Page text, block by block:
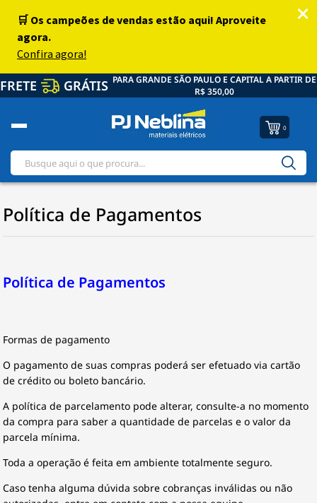
FRETE GRÁTIS PARA GRANDE SÃO PAULO E CAPITAL A PARTIR DE
R$ 350,00
0
Política de Pagamentos
Política de Pagamentos
Formas de pagamento
O pagamento de suas compras poderá ser efetuado via cartão
de crédito ou boleto bancário.
A política de parcelamento pode alterar, consulte-a no momento
da compra para saber a quantidade de parcelas e o valor da
parcela mínima.
Toda a operação é feita em ambiente totalmente seguro.
Caso tenha alguma dúvida sobre cobranças inválidas ou não